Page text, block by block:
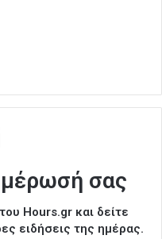
σας
Hours.gr και δείτε
ειδήσεις της ημέρας.